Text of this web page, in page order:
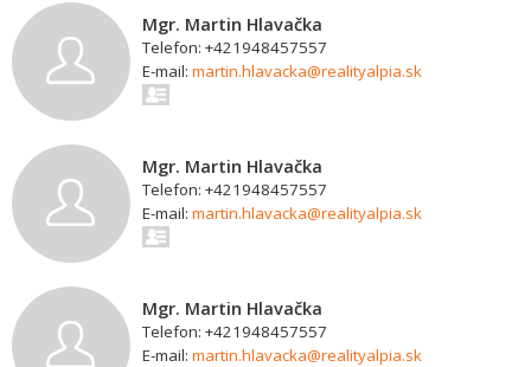
Mgr. Martin Hlavačka
Telefon: +421948457557
E-mail: martin.hlavacka@realityalpia.sk
Mgr. Martin Hlavačka
Telefon: +421948457557
E-mail: martin.hlavacka@realityalpia.sk
Mgr. Martin Hlavačka
Telefon: +421948457557
E-mail: martin.hlavacka@realityalpia.sk